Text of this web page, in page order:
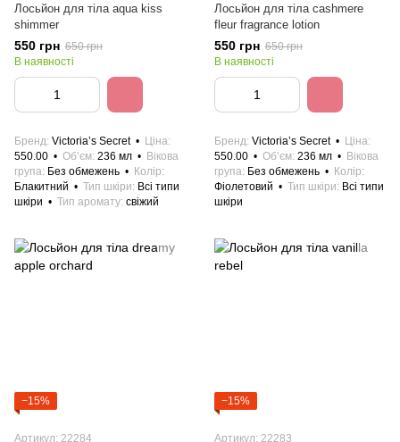
Лосьйон для тіла aqua kiss
shimmer
550 грн 650 грн
В наявності
Бренд Victoria’s Secret
Ціна
550.00
Об’єм 236 мл
Вікова
група Без обмежень
Колір
Блакитний
Тип шкіри
Всі типи
шкіри
Тип аромату свіжий
Лосьйон для тіла cashmere
fleur fragrance lotion
550 грн 650 грн
В наявності
Бренд Victoria’s Secret
Ціна
550.00
Об’єм 236 мл
Вікова
група Без обмежень
Колір
Фіолетовий
Тип шкіри
Всі типи
шкіри
−15%
Артикул: 22284
−15%
Артикул: 22283